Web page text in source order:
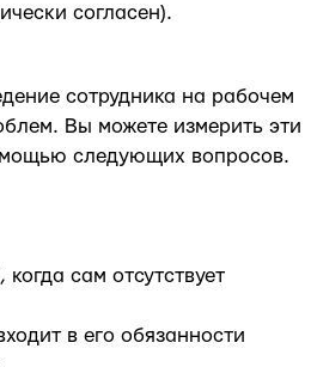
согласен).
сотрудника на рабочем
Вы можете измерить эти
следующих вопросов.
сам отсутствует
в его обязанности